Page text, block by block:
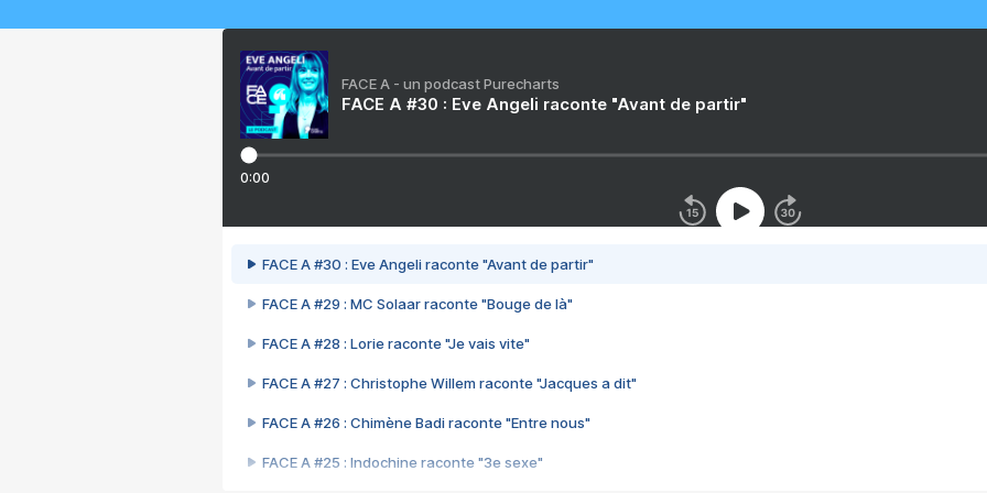
FACE A - un podcast Purecharts
FACE A #30 : Eve Angeli raconte "Avant de partir"
0:00
FACE A #30 : Eve Angeli raconte "Avant de partir"
FACE A #29 : MC Solaar raconte "Bouge de là"
FACE A #28 : Lorie raconte "Je vais vite"
FACE A #27 : Christophe Willem raconte "Jacques a dit"
FACE A #26 : Chimène Badi raconte "Entre nous"
FACE A #25 : Indochine raconte "3e sexe"